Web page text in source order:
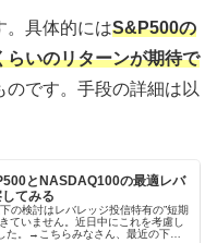
具体的にはS&P500の
らいのリターンが期待で
のです。手段の詳細は以
とNASDAQ100の最適レバ
てみる
の検討はレバレッジ投信特有の”短期
ていません。近日中にこれを考慮し
た。→こちらみなさん、最近の下落